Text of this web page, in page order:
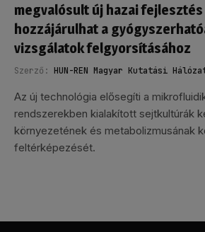
megvalósult új hazai fejlesztés
hozzájárulhat a
vizsgálatok felgyorsításához
Szerző: HUN-REN Magyar Kutatási
Az új technológia elősegíti a
rendszerekben kialakított sejtkultúrák
környezetének és metabolizmusának
feltérképezését.